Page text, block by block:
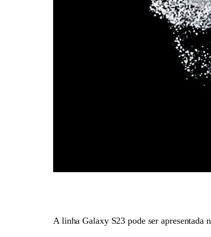
A linha Galaxy S23 pode ser apresentada